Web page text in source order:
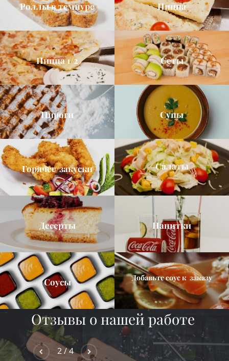
Роллы в темпуре Пицца
Пицца 1/2 Сеты
Пироги Супы
Горячее/закуски Салаты
Десерты Напитки
Соусы Добавьте соус к заказу
Отзывы о нашей работе
2/4